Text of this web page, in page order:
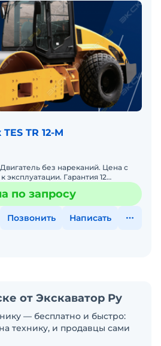
TR 12-M
без нареканий. Цена с
эксплуатации. Гарантия 12
линия. Заводская гарантия. По
по запросу
Позвонить Написать
от Экскаватор Ру
— бесплатно и быстро:
технику, и продавцы сами